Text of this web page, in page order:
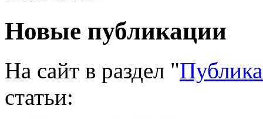
Новые публикации
На сайт в раздел "
статьи: